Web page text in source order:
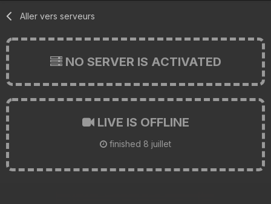
Aller vers serveurs
NO SERVER IS ACTIVATED
LIVE IS OFFLINE
finished 8 juillet